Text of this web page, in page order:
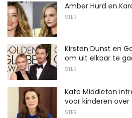
Amber Hurd en
STER
Kirsten Dunst en
om uit elkaar te
STER
Kate Middleton
voor kinderen
STER